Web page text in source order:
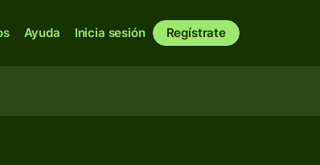
Ayuda Inicia sesión Regístrate